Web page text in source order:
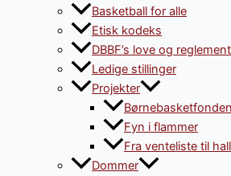
Basketball for alle
Etisk kodeks
DBBF’s love og
Ledige stillinger
Projekter
Børnebasketfonden
Fyn i flammer
Fra venteliste til
Dommer